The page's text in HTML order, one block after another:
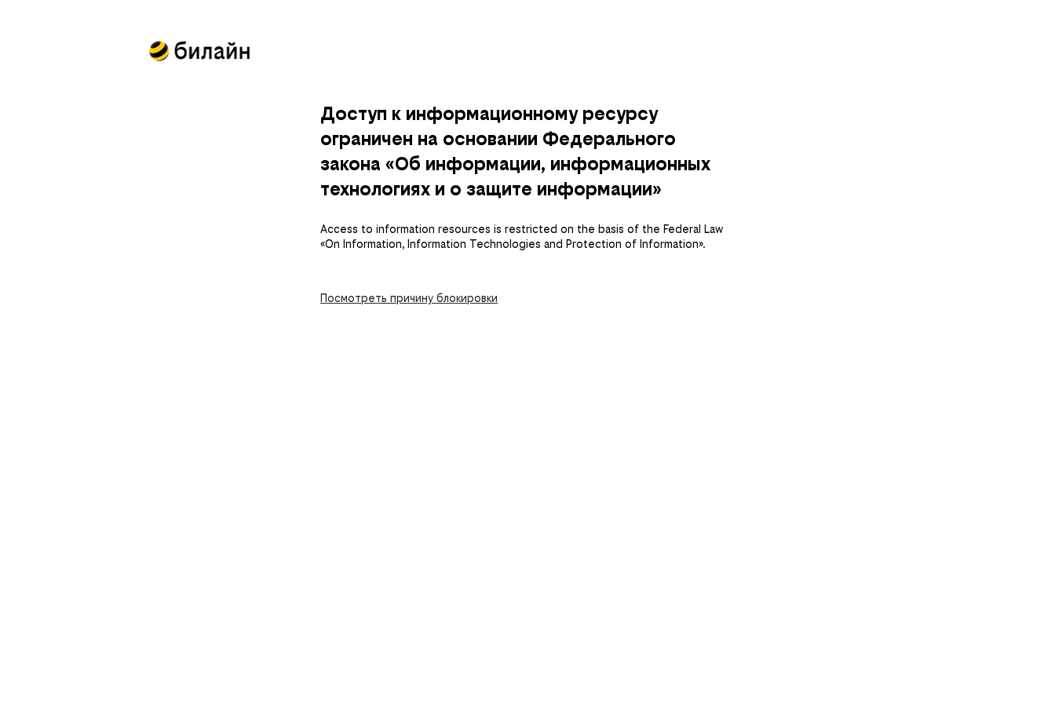
Доступ к информационному ресурсу
ограничен на основании Федерального
закона «Об информации, информационных
технологиях и о защите информации»
Access to information resources is restricted on the basis of the Federal Law
«On Information, Information Technologies and Protection of Information».
Посмотреть причину блокировки